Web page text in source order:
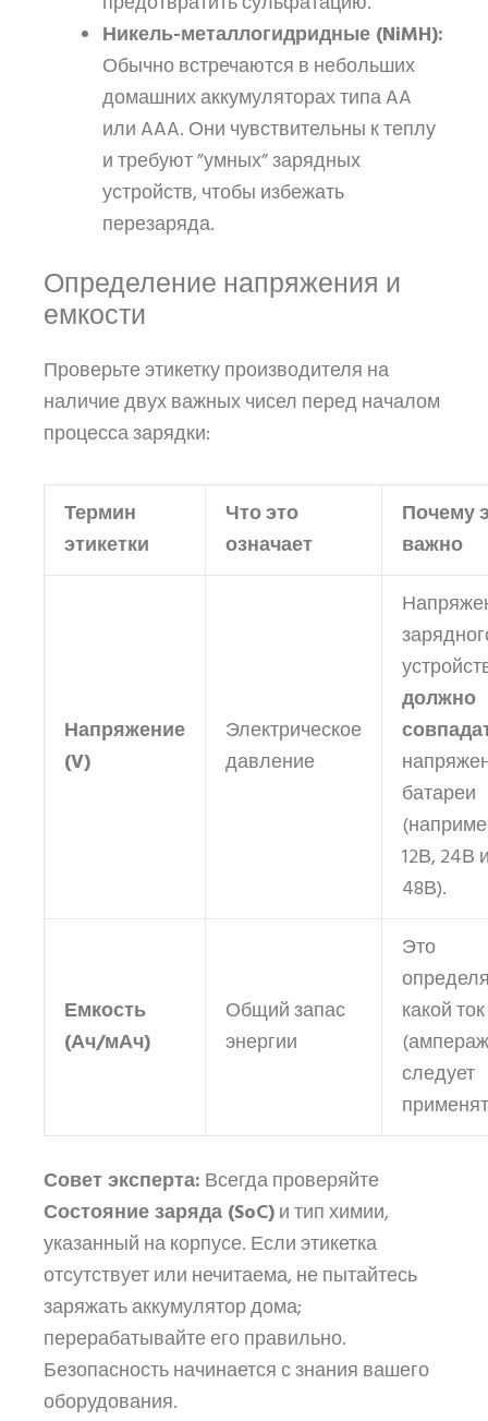
Никель-металлогидридные (NiMH):
Обычно встречаются в небольших
домашних аккумуляторах типа AA
или AAA. Они чувствительны к теплу
и требуют ”умных” зарядных
устройств, чтобы избежать
перезаряда.
Определение напряжения и
емкости
Проверьте этикетку производителя на
наличие двух важных чисел перед началом
процесса зарядки:
Термин
этикетки
Что это
означает
Почему
важно
Напряжение
(V)
Электрическое
давление
должно
батареи
12В, 24В
48В).
Емкость
(Ач/мАч)
Общий запас
энергии
Это
какой ток
следует
Совет эксперта: Всегда проверяйте
Состояние заряда (SoC)и тип химии,
указанный на корпусе. Если этикетка
отсутствует или нечитаема, не пытайтесь
заряжать аккумулятор дома;
перерабатывайте его правильно.
Безопасность начинается с знания вашего
оборудования.